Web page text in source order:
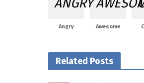
Angry Awesome
Related Posts